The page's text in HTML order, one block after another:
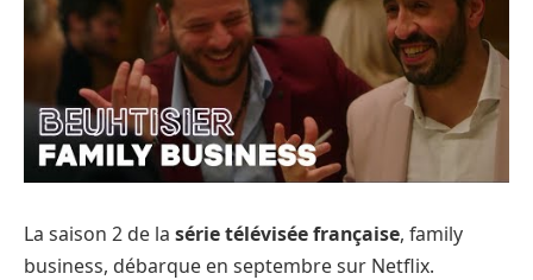
La saison 2 de la série télévisée française, family
business, débarque en septembre sur Netflix.